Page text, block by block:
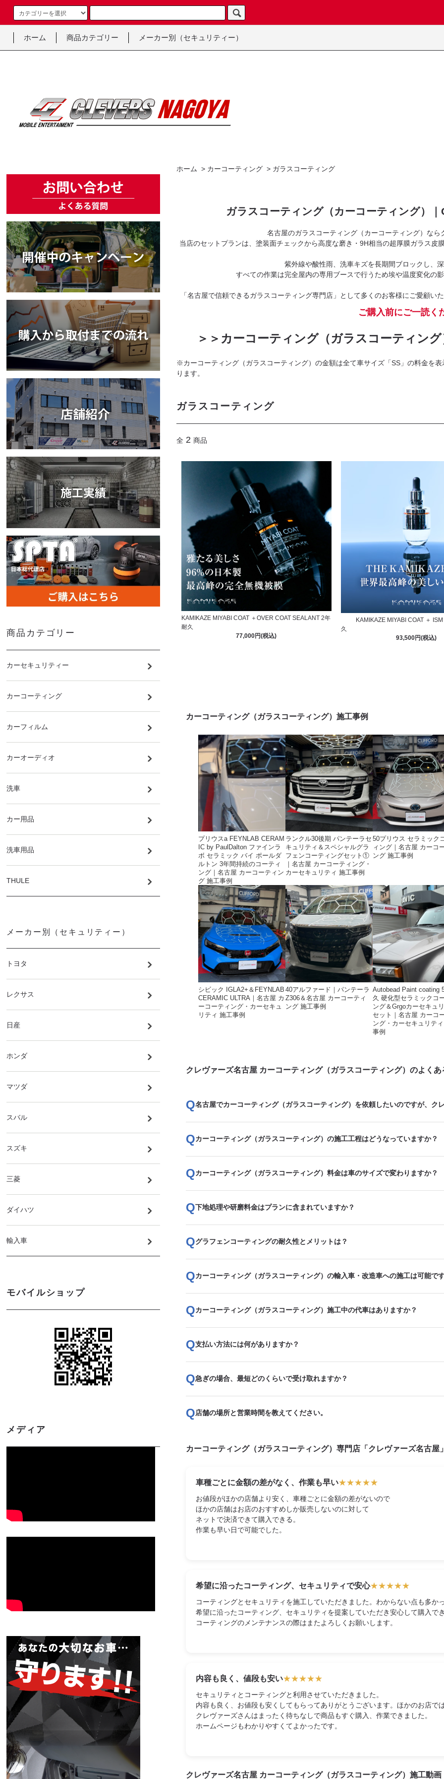
ホーム 商品カテゴリー メーカー別（セキュリティー）
ホーム > カーコーティング > ガラスコーティング
ガラスコーティング（カーコーティング）
名古屋のガラスコーティング（カーコーティング）な
当店のセットプランは、塗装面チェックから高度な磨き・9H相当の超厚膜ガラス
紫外線や酸性雨、洗車キズを長期間ブロックし、
すべての作業は完全屋内の専用ブースで行うため埃や温度変化の
「名古屋で信頼できるガラスコーティング専門店」として多くのお客様にご愛顧
ご購入前にご一読く
＞＞カーコーティング（ガラスコーティン
※カーコーティング（ガラスコーティング）の金額は全て車サイズ「SS」の料金を
ります。
ガラスコーティング
全 2 商品
KAMIKAZE MIYABI COAT ＋OVER COAT SEALANT 2年
耐久
77,000円(税込)
KAMIKAZE MIYABI COAT ＋
久
93,500円(税込)
カーコーティング（ガラスコーティング）施工事例
プリウスa FEYNLAB CERAM
IC by PaulDalton ファインラ
ボ セラミック バイ ポールダ
ルトン 3年間持続のコーティ
ング｜名古屋 カーコーティン
グ 施工事例
ランクル30後期 パンテーラセ
キュリティ＆スペシャルグラ
フェンコーティングセット①
｜名古屋 カーコーティング・
カーセキュリティ 施工事例
50プリウス セラミック
ィング｜名古屋 カーコ
ング 施工事例
シビック IGLA2+＆FEYNLAB
CERAMIC ULTRA｜名古屋 カ
ーコーティング・カーセキュ
リティ 施工事例
40アルファード｜パンテーラ
Z306＆名古屋 カーコーティ
ング 施工事例
Autobead Paint coating
久 硬化型セラミックコ
ング＆Grgoカーセキュ
セット｜名古屋 カーコ
ング・カーセキュリテ
事例
クレヴァーズ名古屋 カーコーティング（ガラスコーティング）のよくあ
名古屋でカーコーティング（ガラスコーティング）を依頼したいのですが、ク
カーコーティング（ガラスコーティング）の施工工程はどうなっていますか？
カーコーティング（ガラスコーティング）料金は車のサイズで変わりますか？
下地処理や研磨料金はプランに含まれていますか？
グラフェンコーティングの耐久性とメリットは？
カーコーティング（ガラスコーティング）の輸入車・改造車への施工は可能で
カーコーティング（ガラスコーティング）施工中の代車はありますか？
支払い方法には何がありますか？
急ぎの場合、最短どのくらいで受け取れますか？
店舗の場所と営業時間を教えてください。
カーコーティング（ガラスコーティング）専門店「クレヴァーズ名古屋
車種ごとに金額の差がなく、作業も早い★★★★★
お値段がほかの店舗より安く、車種ごとに金額の差がないので
ほかの店舗はお店のおすすめしか販売しないのに対して
ネットで決済できて購入できる。
作業も早い日で可能でした。
希望に沿ったコーティング、セキュリティで安心★★★★★
コーティングとセキュリティを施工していただきました。わからない点も多か
希望に沿ったコーティング、セキュリティを提案していただき安心して購入で
コーティングのメンテナンスの際はまたよろしくお願いします。
内容も良く、値段も安い★★★★★
セキュリティとコーティングと利用させていただきました。
内容も良く、お値段も安くしてもらってありがとうございます。ほかのお店で
クレヴァーズさんはまったく待ちなしで商品もすぐ購入、作業できました。
ホームページもわかりやすくてよかったです。
クレヴァーズ名古屋 カーコーティング（ガラスコーティング）施工動画
商品カテゴリー
カーセキュリティー
カーコーティング
カーフィルム
カーオーディオ
洗車
カー用品
洗車用品
THULE
メーカー別（セキュリティー）
トヨタ
レクサス
日産
ホンダ
マツダ
スバル
スズキ
三菱
ダイハツ
輸入車
モバイルショップ
メディア